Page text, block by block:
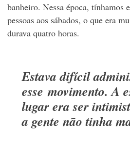
banheiro. Nessa época, tínhamos
pessoas aos sábados, o que era
durava quatro horas.
Estava difícil
esse movimento. A
lugar era ser
a gente não tinha